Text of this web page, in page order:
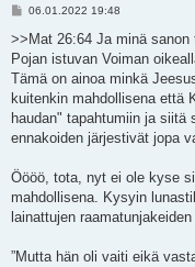
V
e
t
i
06.01.2022 19:48
>>Mat 26:64 Ja minä
Pojan istuvan Voiman
Tämä on ainoa minkä
kuitenkin mahdollisena että
haudan" tapahtumiin ja siitä
ennakoiden järjestivät jopa
Öööö, tota, nyt ei ole kyse
mahdollisena. Kysyin
lainattujen
”Mutta hän oli vaiti eikä